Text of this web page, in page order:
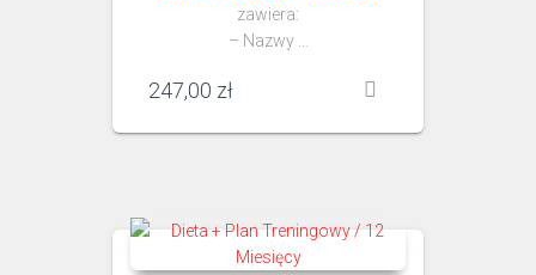
zawiera:
– Nazwy …
247,00 zł